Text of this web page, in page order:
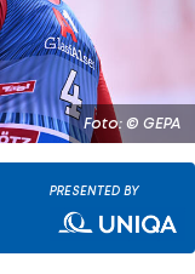
Foto: © GEPA
PRESENTED BY